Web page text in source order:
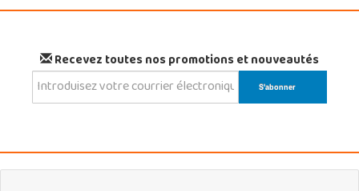
Recevez toutes nos promotions et nouveautés